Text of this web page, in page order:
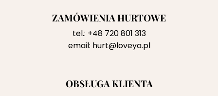
ZAMÓWIENIA HURTOWE
tel.: +48 720 801 313
email: hurt@loveya.pl
OBSŁUGA KLIENTA